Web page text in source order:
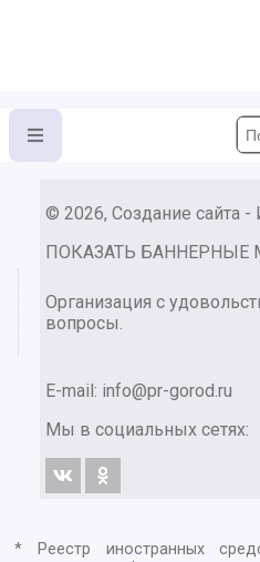
© 2026, Создание сайта
ПОКАЗАТЬ БАННЕРНЫЕ
Организация с
вопросы.
E-mail: info@pr-gorod.ru
Мы в социальных сетях:
* Реестр иностранных